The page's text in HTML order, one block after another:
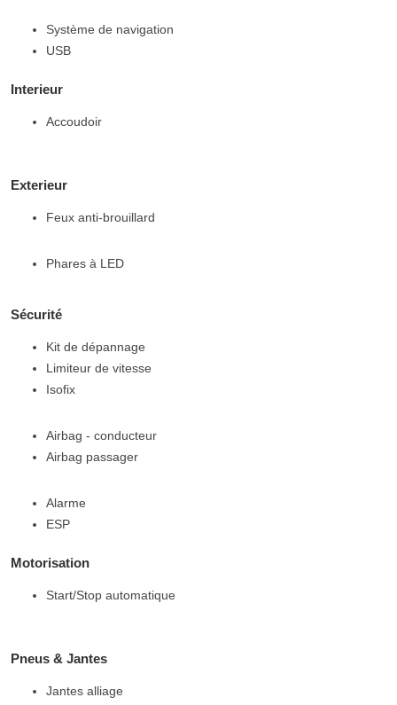
Système de navigation
USB
Interieur
Accoudoir
Exterieur
Feux anti-brouillard
Phares à LED
Sécurité
Kit de dépannage
Limiteur de vitesse
Isofix
Airbag - conducteur
Airbag passager
Alarme
ESP
Motorisation
Start/Stop automatique
Pneus & Jantes
Jantes alliage